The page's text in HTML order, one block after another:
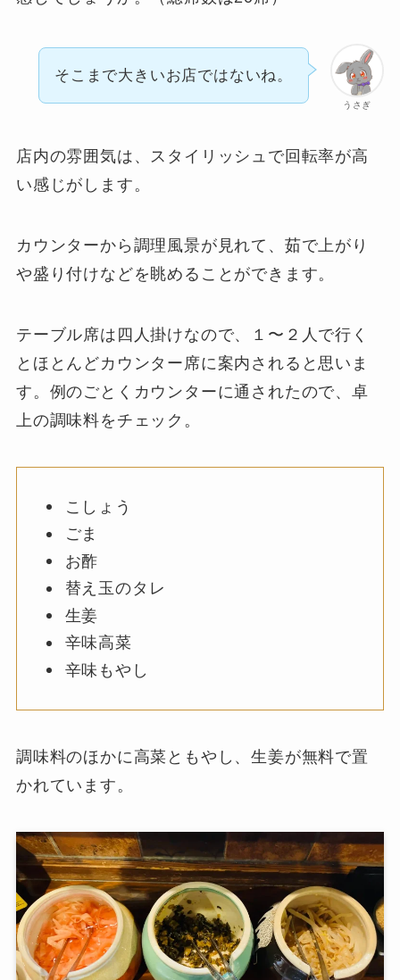
うさぎ
そこまで大きいお店ではないね。
店内の雰囲気は、スタイリッシュで回転率が高
い感じがします。
カウンターから調理風景が見れて、茹で上がり
や盛り付けなどを眺めることができます。
テーブル席は四人掛けなので、１〜２人で行く
とほとんどカウンター席に案内されると思いま
す。例のごとくカウンターに通されたので、卓
上の調味料をチェック。
こしょう
ごま
お酢
替え玉のタレ
生姜
辛味高菜
辛味もやし
調味料のほかに高菜ともやし、生姜が無料で置
かれています。